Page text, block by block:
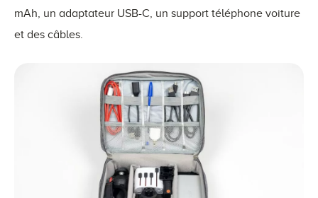
mAh, un adaptateur USB-C, un support téléphone voiture
et des câbles.